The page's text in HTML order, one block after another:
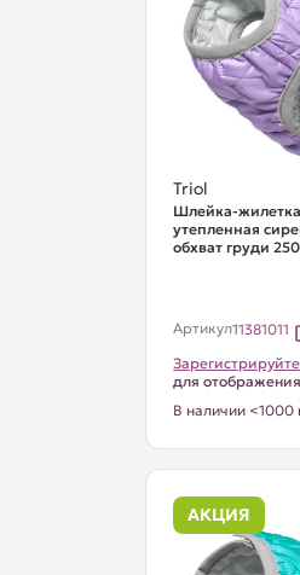
Triol
Шлейка-
утепленная
обхват груди
Артикул11381011
для
В наличии <1000
АКЦИЯ